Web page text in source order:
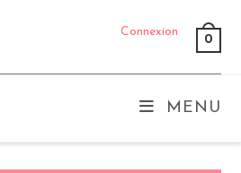
Connexion
0
MENU